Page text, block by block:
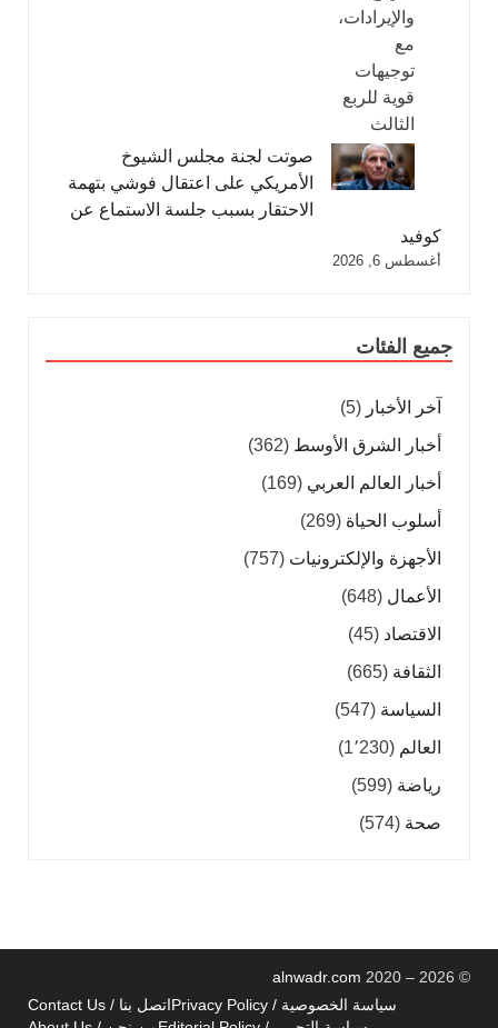
صوتت لجنة مجلس الشيوخ
الأمريكي على اعتقال فوشي بتهمة
الاحتقار بسبب جلسة الاستماع عن
كوفيد
أغسطس 6, 2026
جميع الفئات
آخر الأخبار (5)
أخبار الشرق الأوسط (362)
أخبار العالم العربي (169)
أسلوب الحياة (269)
الأجهزة والإلكترونيات (757)
الأعمال (648)
الاقتصاد (45)
الثقافة (665)
السياسة (547)
العالم (1٬230)
رياضة (599)
صحة (574)
©
alnwadr.com 2020 – 2026
سياسة الخصوصية / Privacy Policy
اتصل بنا / Contact Us